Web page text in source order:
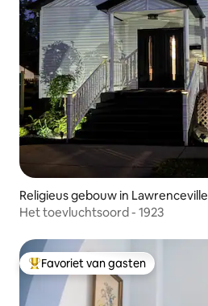
Religieus gebouw in Lawrenceville
Het toevluchtsoord - 1923
Topfavoriet van gasten
Favoriet van gasten